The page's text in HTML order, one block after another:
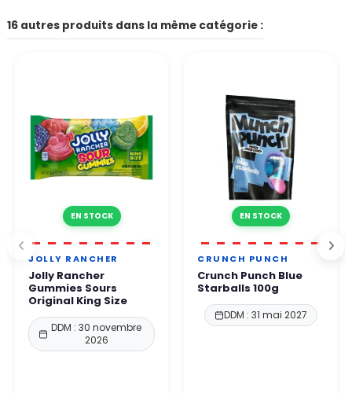
Autres moyens de paiement disponibles selon votre pays
Le formulaire de contact du site, l’adresse email indiquée sur le
site.
16 autres produits dans la même catégorie :
EN STOCK
JOLLY RANCHER
Jolly Rancher
Gummies Sours
Original King Size
DDM : 30 novembre
2026
EN STOCK
CRUNCH PUNCH
Crunch Punch Blue
Starballs 100g
DDM : 31 mai 2027